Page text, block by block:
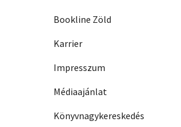
Bookline Zöld
Karrier
Impresszum
Médiaajánlat
Könyvnagykereskedés